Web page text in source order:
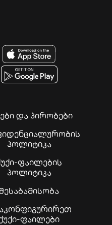
და პირობები
პოლიტიკა
ფაილების
პოლიტიკა
ფაილები